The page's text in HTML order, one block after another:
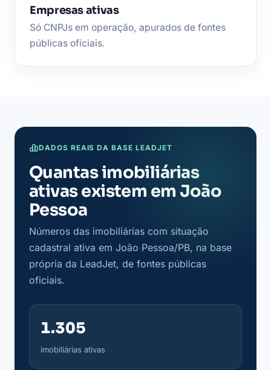
Empresas ativas
Só CNPJs em operação, apurados de fontes
públicas oficiais.
DADOS REAIS DA BASE LEADJET
Quantas imobiliárias
ativas existem em João
Pessoa
Números das imobiliárias com situação
cadastral ativa em João Pessoa/PB, na base
própria da LeadJet, de fontes públicas
oficiais.
1.305
imobiliárias ativas